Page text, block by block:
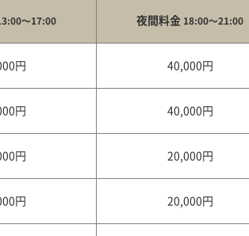
～17:00 夜間料金 18:00～21:00
円 40,000円
円 40,000円
円 20,000円
円 20,000円